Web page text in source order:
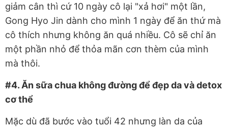
giảm cân thì cứ 10 ngày cô lại "xả hơi" một lần,
Gong Hyo Jin dành cho mình 1 ngày để ăn thứ mà
cô thích nhưng không ăn quá nhiều. Cô sẽ chỉ ăn
một phần nhỏ để thỏa mãn cơn thèm của mình
mà thôi.
#4. Ăn sữa chua không đường để đẹp da và detox
cơ thể
Mặc dù đã bước vào tuổi 42 nhưng làn da của